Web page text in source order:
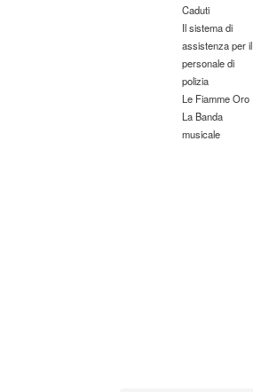
Caduti
Il sistema di
assistenza per il
personale di
polizia
Le Fiamme Oro
La Banda
musicale